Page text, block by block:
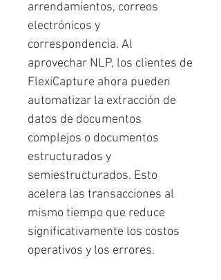
arrendamientos, correos
electrónicos y
correspondencia. Al
aprovechar NLP, los clientes de
FlexiCapture ahora pueden
automatizar la extracción de
datos de documentos
complejos o documentos
estructurados y
semiestructurados. Esto
acelera las transacciones al
mismo tiempo que reduce
significativamente los costos
operativos y los errores.